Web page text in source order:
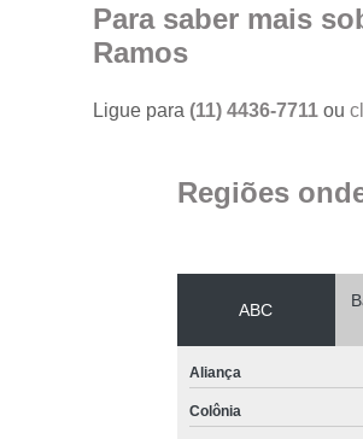
Para saber mais
Ramos
Ligue para(11) 4436-7711ou
Regiões
ABC
Aliança
Colônia